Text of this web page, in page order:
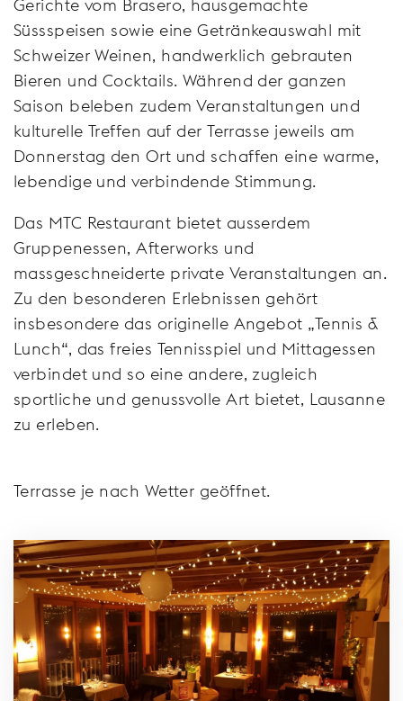
Gerichte vom Brasero, hausgemachte
Süssspeisen sowie eine Getränkeauswahl mit
Schweizer Weinen, handwerklich gebrauten
Bieren und Cocktails. Während der ganzen
Saison beleben zudem Veranstaltungen und
kulturelle Treffen auf der Terrasse jeweils am
Donnerstag den Ort und schaffen eine warme,
lebendige und verbindende Stimmung.
Das MTC Restaurant bietet ausserdem
Gruppenessen, Afterworks und
massgeschneiderte private Veranstaltungen an.
Zu den besonderen Erlebnissen gehört
insbesondere das originelle Angebot „Tennis &
Lunch“, das freies Tennisspiel und Mittagessen
verbindet und so eine andere, zugleich
sportliche und genussvolle Art bietet, Lausanne
zu erleben.
Terrasse je nach Wetter geöffnet.